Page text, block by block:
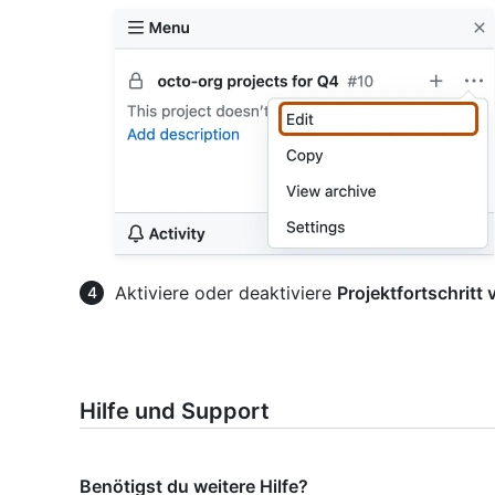
Aktiviere oder deaktiviere Projektfortschritt
Hilfe und Support
Benötigst du weitere Hilfe?